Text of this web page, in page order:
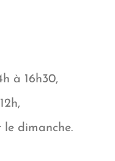
à 16h30,
dimanche.